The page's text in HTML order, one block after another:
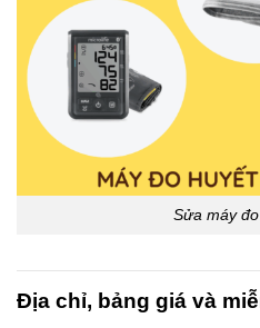
Sửa máy
Địa chỉ, bảng giá và